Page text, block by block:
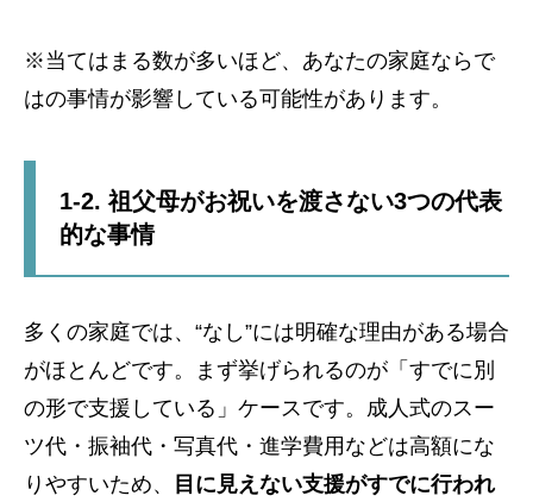
※当てはまる数が多いほど、あなたの家庭ならで
はの事情が影響している可能性があります。
1-2. 祖父母がお祝いを渡さない3つの代表
的な事情
多くの家庭では、“なし”には明確な理由がある場合
がほとんどです。まず挙げられるのが「すでに別
の形で支援している」ケースです。成人式のスー
ツ代・振袖代・写真代・進学費用などは高額にな
りやすいため、
目に見えない支援がすでに行われ